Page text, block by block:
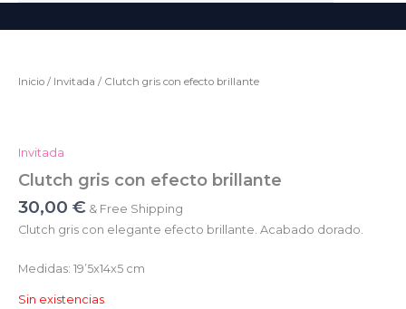
Inicio / Invitada / Clutch gris con efecto brillante
Invitada
Clutch gris con efecto brillante
30,00 € & Free Shipping
Clutch gris con elegante efecto brillante. Acabado dorado.
Medidas: 19’5x14x5 cm
Sin existencias